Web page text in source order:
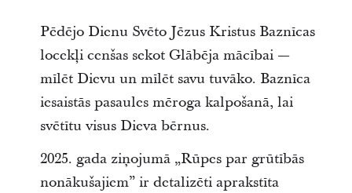
Pēdējo Dienu Svēto Jēzus Kristus Baznīcas
locekļi cenšas sekot Glābēja mācībai ―
mīlēt Dievu un mīlēt savu tuvāko. Baznīca
iesaistās pasaules mēroga kalpošanā, lai
svētītu visus Dieva bērnus.
2025. gada ziņojumā „Rūpes par grūtībās
nonākušajiem” ir detalizēti aprakstīta